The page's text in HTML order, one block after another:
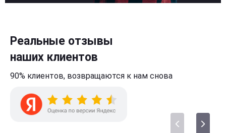
Реальные отзывы
наших клиентов
90% клиентов, возвращаются к нам снова